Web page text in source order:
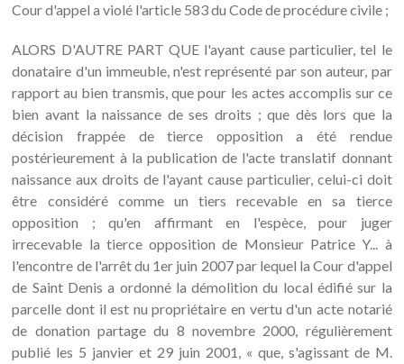
Cour d'appel a violé l'article 583 du Code de procédure civile ;
ALORS D'AUTRE PART QUE l'ayant cause particulier, tel le
donataire d'un immeuble, n'est représenté par son auteur, par
rapport au bien transmis, que pour les actes accomplis sur ce
bien avant la naissance de ses droits ; que dès lors que la
décision frappée de tierce opposition a été rendue
postérieurement à la publication de l'acte translatif donnant
naissance aux droits de l'ayant cause particulier, celui-ci doit
être considéré comme un tiers recevable en sa tierce
opposition ; qu'en affirmant en l'espèce, pour juger
irrecevable la tierce opposition de Monsieur Patrice Y... à
l'encontre de l'arrêt du 1er juin 2007 par lequel la Cour d'appel
de Saint Denis a ordonné la démolition du local édifié sur la
parcelle dont il est nu propriétaire en vertu d'un acte notarié
de donation partage du 8 novembre 2000, régulièrement
publié les 5 janvier et 29 juin 2001, « que, s'agissant de M.